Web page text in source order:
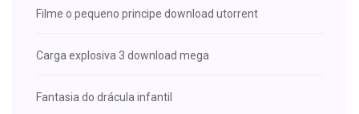
Filme o pequeno principe download utorrent
Carga explosiva 3 download mega
Fantasia do drácula infantil